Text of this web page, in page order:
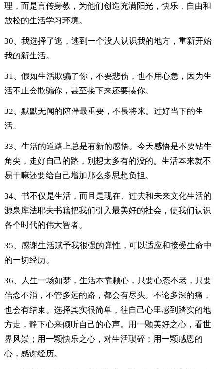
理，而是言传身教，为他们创造充满阳光，快乐，自由和
放松的生活学习环境。
30、我选择了逃，逃到一个没人认识我的地方，重新开始
我的新生活。
31、假如生活欺骗了你，不要悲伤，也不用心急，因为生
活不止会欺骗你，甚至接下来还要揍你。
32、默默无闻的陪伴最重要，不畏将来。过好当下的生
活。
33、生活的道路上总是有新的感悟。今天感悟是不要钻牛
角尖，走好自己的路，别想太多有的没的。生活本来就不
易干嘛还要给自己增加那么多思想负担。
34、书不仅是生活，而且是现在、过去和未来文化生活的
源泉库法耶夫书籍把我们引入最美好的社会，使我们认识
各个时代的伟大智者。
35、感谢生活赋予我很强的弹性，可以适应和接受生命中
的一切经历。
36、人生一场如梦，生活本靠颗心，只要心态不老，只要
信念不消，不管多远的路，都会有尽头。不论多深的痛，
也会有结束。选择其实很简单，往自己心里感到踏实的地
方走，静下心来倾听自己的心声。用一颗美好之心，看世
界风景；用一颗快乐之心，对生活琐碎；用一颗感恩的
心，感谢经历。